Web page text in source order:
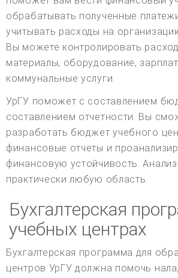
обрабатывать полученные
учитывать расходы на
Вы можете контролировать
материалы, оборудование,
коммунальные услуги.
УрГУ поможет с составлением
составлением отчетности. Вы
разработать бюджет учебного
финансовые отчеты и
финансовую устойчивость.
практически любую область.
Бухгалтерская
учебных центрах
Бухгалтерская программа для
центров УрГУ должна помочь